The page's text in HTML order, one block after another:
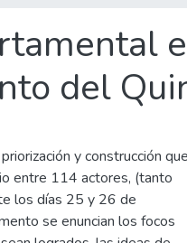
del
y construcción que
entre 114 actores, (tanto
los días 25 y 26 de
se enuncian los focos